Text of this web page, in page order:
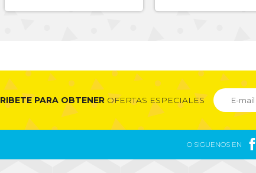
PARA OBTENEROFERTAS ESPECIALES
O SIGUENOS EN 